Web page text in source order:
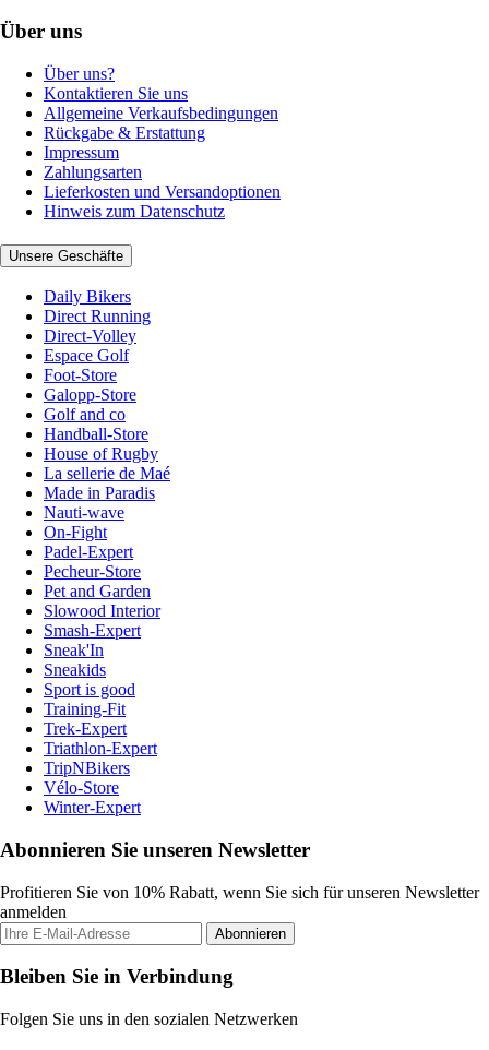
Über uns
Über uns?
Kontaktieren Sie uns
Allgemeine Verkaufsbedingungen
Rückgabe & Erstattung
Impressum
Zahlungsarten
Lieferkosten und Versandoptionen
Hinweis zum Datenschutz
Unsere Geschäfte
Daily Bikers
Direct Running
Direct-Volley
Espace Golf
Foot-Store
Galopp-Store
Golf and co
Handball-Store
House of Rugby
La sellerie de Maé
Made in Paradis
Nauti-wave
On-Fight
Padel-Expert
Pecheur-Store
Pet and Garden
Slowood Interior
Smash-Expert
Sneak'In
Sneakids
Sport is good
Training-Fit
Trek-Expert
Triathlon-Expert
TripNBikers
Vélo-Store
Winter-Expert
Abonnieren Sie unseren Newsletter
Profitieren Sie von 10% Rabatt, wenn Sie sich für unseren Newsletter
anmelden
Abonnieren
Bleiben Sie in Verbindung
Folgen Sie uns in den sozialen Netzwerken